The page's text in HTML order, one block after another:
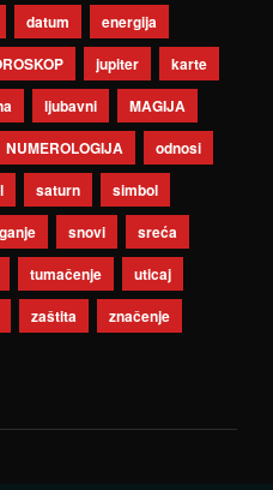
datum
energija
jupiter
karte
ljubavni
MAGIJA
NUMEROLOGIJA
odnosi
saturn
simbol
snovi
sreća
tumačenje
uticaj
zaštita značenje